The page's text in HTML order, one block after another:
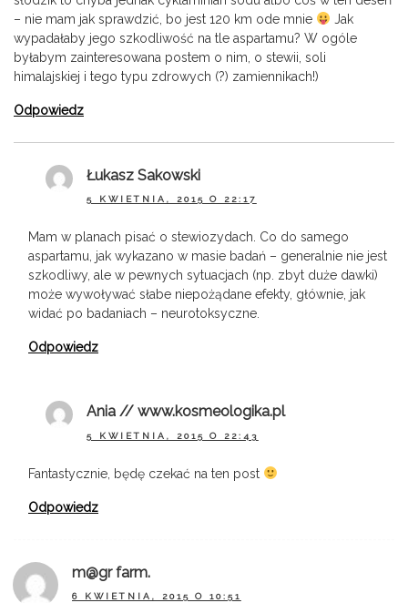
– nie mam jak sprawdzić, bo jest 120 km ode mnie
Jak
wypadałaby jego szkodliwość na tle aspartamu? W ogóle
byłabym zainteresowana postem o nim, o stewii, soli
himalajskiej i tego typu zdrowych (?) zamiennikach!)
Odpowiedz
Łukasz Sakowski
5 KWIETNIA, 2015 O 22:17
Mam w planach pisać o stewiozydach. Co do samego
aspartamu, jak wykazano w masie badań – generalnie nie jest
szkodliwy, ale w pewnych sytuacjach (np. zbyt duże dawki)
może wywoływać słabe niepożądane efekty, głównie, jak
widać po badaniach – neurotoksyczne.
Odpowiedz
Ania // www.kosmeologika.pl
5 KWIETNIA, 2015 O 22:43
Fantastycznie, będę czekać na ten post
Odpowiedz
m@gr farm.
6 KWIETNIA, 2015 O 10:51